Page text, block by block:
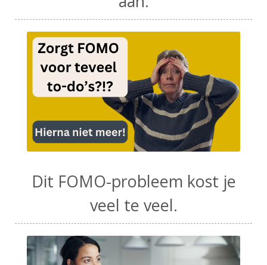
Dit FOMO-probleem kost je
veel te veel.